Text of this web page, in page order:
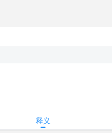
释义